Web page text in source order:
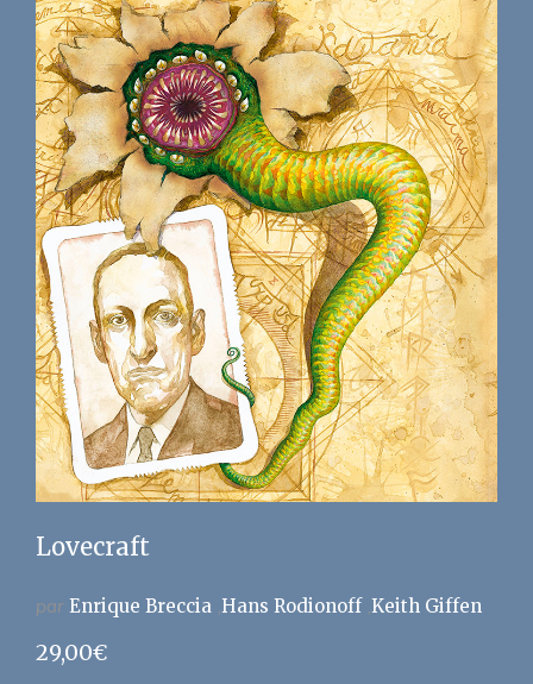
Lovecraft
par Enrique Breccia Hans Rodionoff Keith Giffen
29,00€